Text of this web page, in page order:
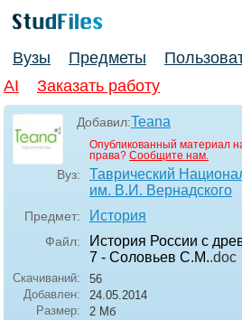
Вузы Предметы
AI
Заказать работу
Добавил:Teana
Опубликованный материал
права? Сообщите нам.
Вуз:
Таврический
им. В.И. Вернадского
Предмет: История
Файл:
История России с
7 - Соловьев С.М..doc
Скачиваний:
56
Добавлен:
24.05.2014
Размер:
2 Мб